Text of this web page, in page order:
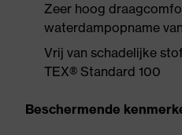
Zeer hoog
waterdampopname
Vrij van schadelijke
TEX® Standard 100
Beschermende